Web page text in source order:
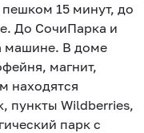
15 минут, до
До СочиПарка и
машине. В доме
магнит,
находятся
пункты Wildberries,
парк с